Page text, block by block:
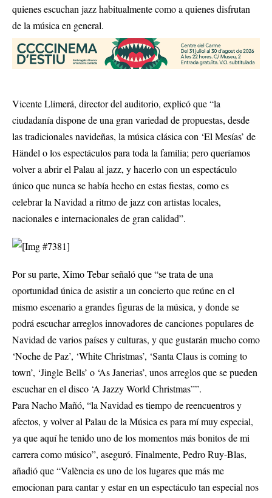
quienes escuchan jazz habitualmente como a quienes disfrutan
de la música en general.
Vicente Llimerá, director del auditorio, explicó que “la
ciudadanía dispone de una gran variedad de propuestas, desde
las tradicionales navideñas, la música clásica con ‘El Mesías’ de
Händel o los espectáculos para toda la familia; pero queríamos
volver a abrir el Palau al jazz, y hacerlo con un espectáculo
único que nunca se había hecho en estas fiestas, como es
celebrar la Navidad a ritmo de jazz con artistas locales,
nacionales e internacionales de gran calidad”.
Por su parte, Ximo Tebar señaló que “se trata de una
oportunidad única de asistir a un concierto que reúne en el
mismo escenario a grandes figuras de la música, y donde se
podrá escuchar arreglos innovadores de canciones populares de
Navidad de varios países y culturas, y que gustarán mucho como
‘Noche de Paz’, ‘White Christmas’, ‘Santa Claus is coming to
town’, ‘Jingle Bells’ o ‘As Janerias’, unos arreglos que se pueden
escuchar en el disco ‘A Jazzy World Christmas””.
Para Nacho Mañó, “la Navidad es tiempo de reencuentros y
afectos, y volver al Palau de la Música es para mí muy especial,
ya que aquí he tenido uno de los momentos más bonitos de mi
carrera como músico”, aseguró. Finalmente, Pedro Ruy-Blas,
añadió que “València es uno de los lugares que más me
emocionan para cantar y estar en un espectáculo tan especial nos